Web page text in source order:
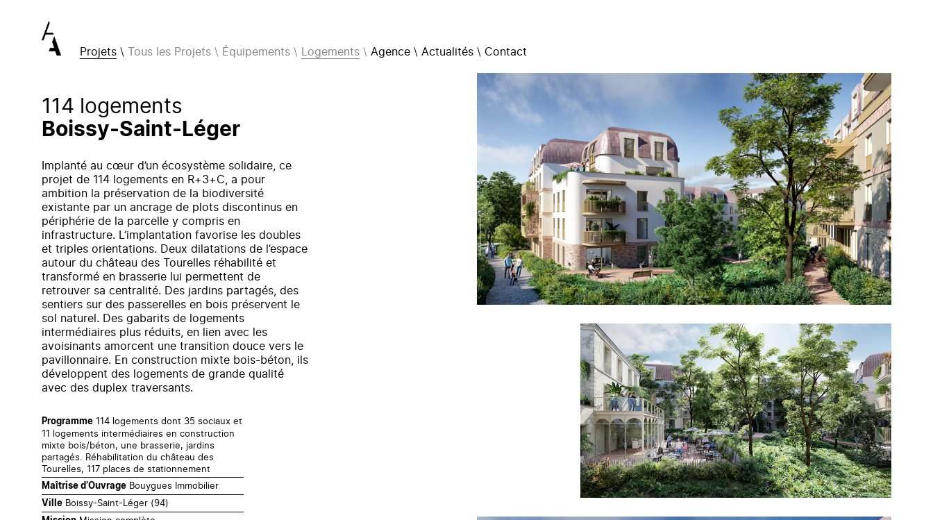
Projets Tous les Projets Équipements Logements Agence Actualités Contact
114 logements
Boissy-Saint-Léger
Implanté au cœur d’un écosystème solidaire, ce
projet de 114 logements en R+3+C, a pour
ambition la préservation de la biodiversité
existante par un ancrage de plots discontinus en
périphérie de la parcelle y compris en
infrastructure. L’implantation favorise les doubles
et triples orientations. Deux dilatations de l’espace
autour du château des Tourelles réhabilité et
transformé en brasserie lui permettent de
retrouver sa centralité. Des jardins partagés, des
sentiers sur des passerelles en bois préservent le
sol naturel. Des gabarits de logements
intermédiaires plus réduits, en lien avec les
avoisinants amorcent une transition douce vers le
pavillonnaire. En construction mixte bois-béton, ils
développent des logements de grande qualité
avec des duplex traversants.
Programme 114 logements dont 35 sociaux et
11 logements intermédiaires en construction
mixte bois/béton, une brasserie, jardins
partagés. Réhabilitation du château des
Tourelles, 117 places de stationnement
Maîtrise d’Ouvrage Bouygues Immobilier
Ville Boissy-Saint-Léger (94)